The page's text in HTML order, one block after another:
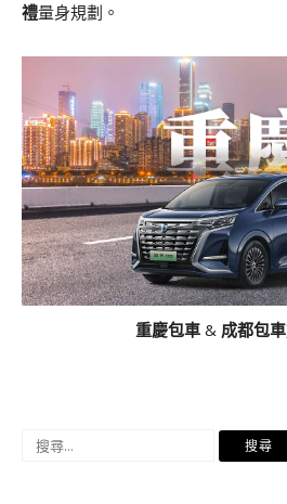
禮量身規劃。
重慶包車& 成都包車
搜